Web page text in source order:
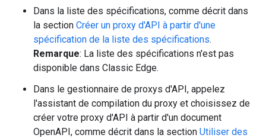
Dans la liste des spécifications, comme décrit dans
la section Créer un proxy d'API à partir d'une
spécification de la liste des spécifications.
Remarque: La liste des spécifications n'est pas
disponible dans Classic Edge.
Dans le gestionnaire de proxys d'API, appelez
l'assistant de compilation du proxy et choisissez de
créer votre proxy d'API à partir d'un document
OpenAPI, comme décrit dans la section Utiliser des